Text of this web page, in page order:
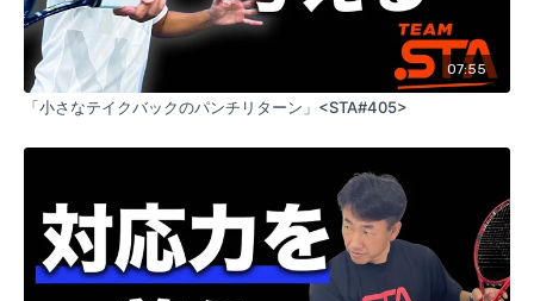
07:55
「小さなテイクバックのパンチリターン」<STA#405>